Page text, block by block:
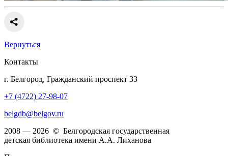
Вернуться
Контакты
г. Белгород, Гражданский проспект 33
+7 (4722) 27-98-07
belgdb@belgov.ru
2008 — 2026 © Белгородская государственная
детская библиотека имени А.А. Лиханова